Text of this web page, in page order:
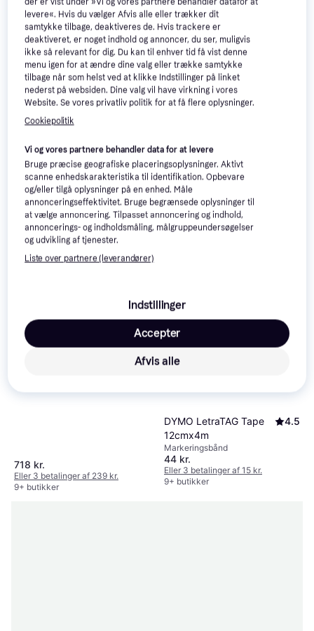
Eller 3 betalinger af 8 kr.
9+ butikker
Dahle 508 Personal A3
Trimmer
Papirskærer
273 kr.
Eller 3 betalinger af 91 kr.
9+ butikker
109 kr.
Eller 3 betalinger af 36 kr.
9+ butikker
Brother QL-800 4.2
718 kr.
Eller 3 betalinger af 239 kr.
9+ butikker
DYMO LetraTAG Tape
12cmx4m
4.5
Markeringsbånd
44 kr.
Eller 3 betalinger af 15 kr.
9+ butikker
der er vist under »Vi og vores partnere behandler datafor at
levere«. Hvis du vælger Afvis alle eller trækker dit
samtykke tilbage, deaktiveres de. Hvis trackere er
deaktiveret, er noget indhold og annoncer, du ser, muligvis
ikke så relevant for dig. Du kan til enhver tid få vist denne
menu igen for at ændre dine valg eller trække samtykke
tilbage når som helst ved at klikke Indstillinger på linket
nederst på websiden. Dine valg vil have virkning i vores
Website. Se vores privatliv politik for at få flere oplysninger.
Cookiepolitik
Vi og vores partnere behandler data for at levere
Bruge præcise geografiske placeringsoplysninger. Aktivt
scanne enhedskarakteristika til identifikation. Opbevare
og/eller tilgå oplysninger på en enhed. Måle
annonceringseffektivitet. Bruge begrænsede oplysninger til
at vælge annoncering. Tilpasset annoncering og indhold,
annoncerings- og indholdsmåling, målgruppeundersøgelser
og udvikling af tjenester.
Liste over partnere (leverandører)
Indstillinger
Afvis alle
Accepter